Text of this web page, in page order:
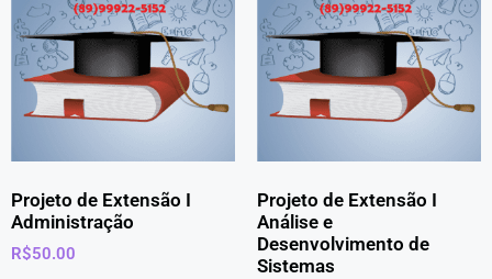
Projeto de Extensão I
Administração
R$50.00
Projeto de Extensão I
Análise e
Desenvolvimento de
Sistemas